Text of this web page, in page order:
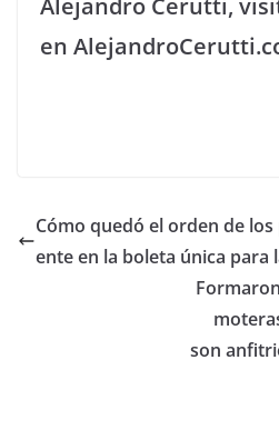
Alejandro Cerutti,
en
Cómo quedó el orden de
ente en la boleta única para
son